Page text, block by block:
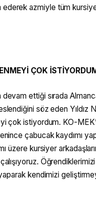
azmiyle tüm
ÇOK
devam ettiği sırada
söz eden Yıldız
çok istiyordum. KO-
çabucak kaydımı
üzere kursiyer
Öğrendiklerimizi
kendimizi